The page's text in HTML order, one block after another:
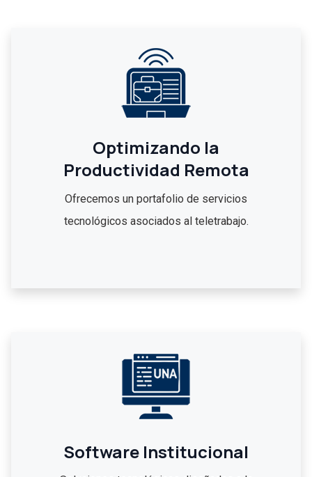
Optimizando la
Productividad Remota
Ofrecemos un portafolio de servicios
tecnológicos asociados al teletrabajo.
Software Institucional